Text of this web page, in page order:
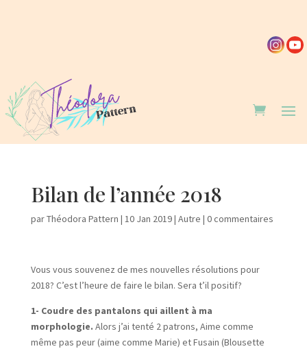
Bilan de l’année 2018
parThéodora Pattern | 10 Jan 2019| Autre | 0 commentaires
Vous vous souvenez de mes nouvelles résolutions pour
2018? C’est l’heure de faire le bilan. Sera t’il positif?
1- Coudre des pantalons qui aillent à ma
morphologie. Alors j’ai tenté 2 patrons, Aime comme
même pas peur (aime comme Marie) et Fusain (Blousette